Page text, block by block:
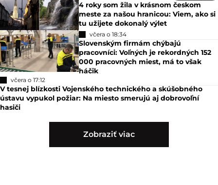
4 roky som žila v krásnom českom
meste za našou hranicou: Viem, ako si
tu užijete dokonalý výlet
včera o 18:34
Slovenským firmám chýbajú
pracovníci: Voľných je rekordných 152
000 pracovných miest, má to však
háčik
včera o 17:12
V tesnej blízkosti Vojenského technického a skúšobného
ústavu vypukol požiar: Na miesto smerujú aj dobrovoľní
hasiči
Zobraziť viac